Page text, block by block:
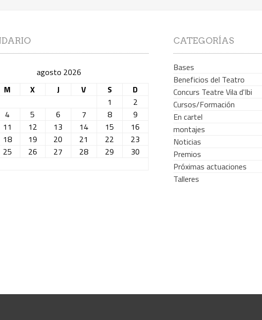
agosto 2026
M X J V S
D
1
2
4 5 6 7 8
9
11 12 13 14 15
16
18 19 20 21 22
23
25 26 27 28 29
30
CATEGORÍAS
Bases
Beneficios del Teatro
Concurs Teatre Vila d'Ibi
Cursos/Formación
En cartel
montajes
Noticias
Premios
Próximas actuaciones
Talleres